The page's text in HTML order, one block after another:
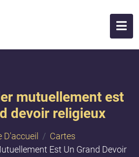
mutuellement est
devoir religieux
D'accueil
Cartes
Est Un Grand Devoir